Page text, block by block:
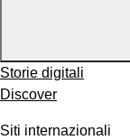
Storie digitali
Discover
Siti internazionali